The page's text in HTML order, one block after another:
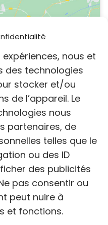
nous et
des technologies
stocker et/ou
de l’appareil. Le
nous
partenaires, de
telles que le
ou des ID
des publicités
pas consentir ou
peut nuire à
et fonctions.
les cookies
ce contenu
Chats du
et Alentours